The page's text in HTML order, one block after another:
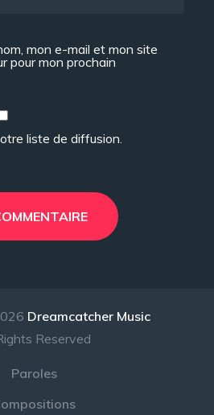
mon e-mail et mon site
pour mon prochain
liste de diffusion.
Dreamcatcher Music
Reserved
Paroles